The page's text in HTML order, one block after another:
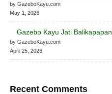
by GazeboKayu.com
May 1, 2026
Gazebo Kayu Jati Balikapapan
by GazeboKayu.com
April 25, 2026
Recent Comments